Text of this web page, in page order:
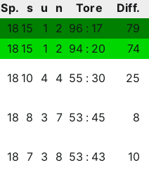
Sp. s u n Tore Diff.
18 15 1 2 96 : 17
79
18 15 1 2 94 : 20 74
18 10 4 4 55 : 30 25
18 8 3 7 53 : 45 8
18 7 3 8 53 : 43 10